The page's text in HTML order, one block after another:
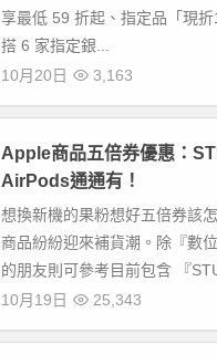
享最低 59 折起、指定品「現
搭 6 家指定銀...
10月20日
3,163
Apple商品五倍券優惠：
AirPods通通有！
想換新機的果粉想好五倍券該
商品紛紛迎來補貨潮。除『數
的朋友則可參考目前包含 『
10月19日
25,343